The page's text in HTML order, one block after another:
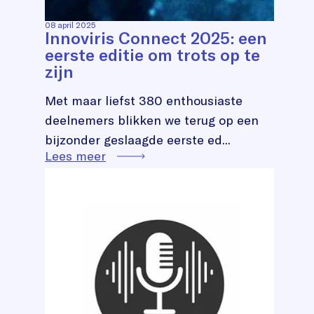
08 april 2025
Innoviris Connect 2025: een
eerste editie om trots op te
zijn
Met maar liefst 380 enthousiaste
deelnemers blikken we terug op een
bijzonder geslaagde eerste ed...
Lees meer